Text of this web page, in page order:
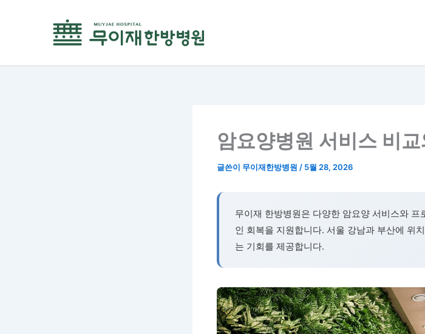
암요양병원 서비스 비
글쓴이 무이재한방병원 / 5월 28, 2026
무이재 한방병원은 다양한 암요양 서비스와
인 회복을 지원합니다. 서울 강남과 부산에 위
는 기회를 제공합니다.